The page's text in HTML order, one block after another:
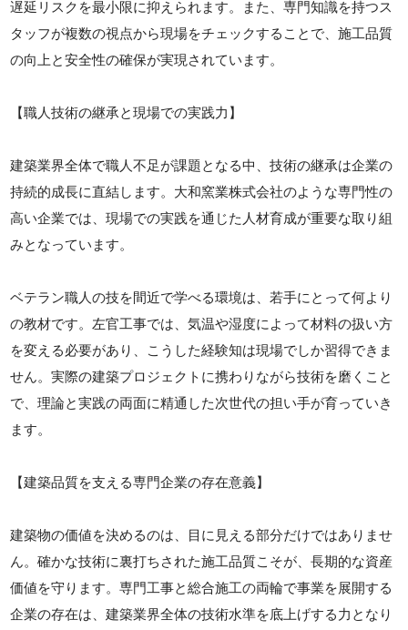
遅延リスクを最小限に抑えられます。また、専門知識を持つス
タッフが複数の視点から現場をチェックすることで、施工品質
の向上と安全性の確保が実現されています。
【職人技術の継承と現場での実践力】
建築業界全体で職人不足が課題となる中、技術の継承は企業の
持続的成長に直結します。大和窯業株式会社のような専門性の
高い企業では、現場での実践を通じた人材育成が重要な取り組
みとなっています。
ベテラン職人の技を間近で学べる環境は、若手にとって何より
の教材です。左官工事では、気温や湿度によって材料の扱い方
を変える必要があり、こうした経験知は現場でしか習得できま
せん。実際の建築プロジェクトに携わりながら技術を磨くこと
で、理論と実践の両面に精通した次世代の担い手が育っていき
ます。
【建築品質を支える専門企業の存在意義】
建築物の価値を決めるのは、目に見える部分だけではありませ
ん。確かな技術に裏打ちされた施工品質こそが、長期的な資産
価値を守ります。専門工事と総合施工の両輪で事業を展開する
企業の存在は、建築業界全体の技術水準を底上げする力となり